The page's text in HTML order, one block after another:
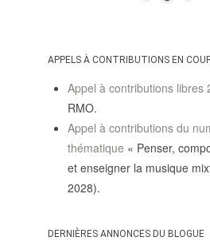
APPELS À CONTRIBUTIONS EN
Appel à contributions libres
RMO.
Appel à contributions du
thématique « Penser,
et enseigner la musique
2028).
DERNIÈRES ANNONCES DU BLOGUE